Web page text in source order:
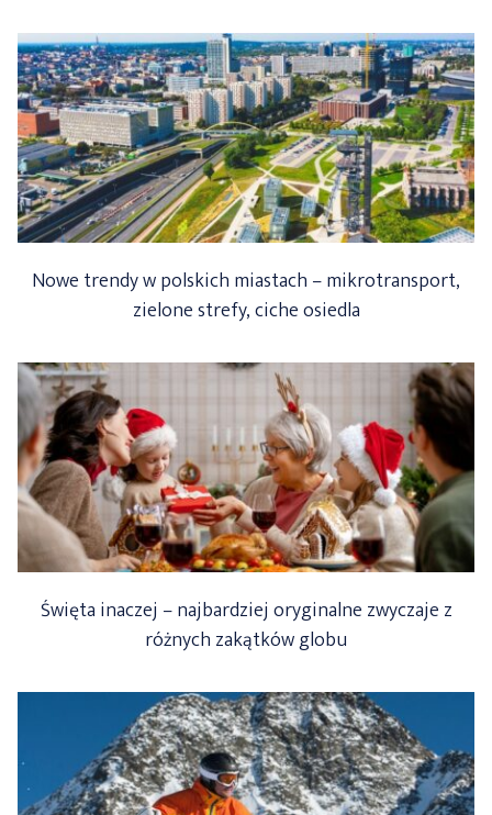
Nowe trendy w polskich miastach – mikrotransport,
zielone strefy, ciche osiedla
Święta inaczej – najbardziej oryginalne zwyczaje z
różnych zakątków globu